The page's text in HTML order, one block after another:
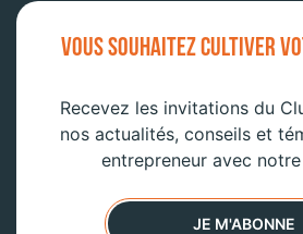
VOUS SOUHAITEZ CULTIVER
Recevez les invitations du
nos actualités, conseils et
entrepreneur avec
JE M'ABONNE